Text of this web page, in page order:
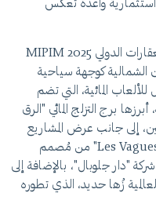
استثمارية واعدة تعكس
وأضاف قائلاً: "إن مشاركتنا في معرض العقارات الدولي MIPIM 2025
الشمالية كوجهة سياحية
المائية، التي تضم
برج التزلج المائي "الرق
إلى جانب عرض المشاريع
المرموقة لشركائنا، ومنها المشروع السكني "Les Vagues" من مُصمم
"دار جلوبال"، بالإضافة إلى
زُها حديد، الذي تطوره